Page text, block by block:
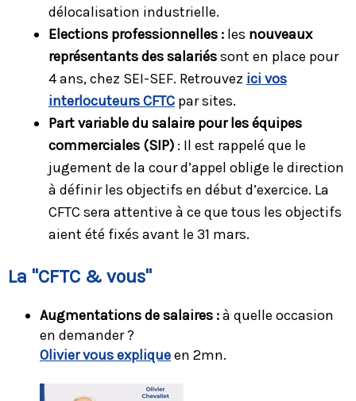
délocalisation industrielle.
Elections professionnelles :les nouveaux
représentants des salariéssont en place pour
4 ans, chez SEI-SEF. Retrouvez ici vos
interlocuteurs CFTCpar sites.
Part variable du salaire pour les équipes
commerciales (SIP): Il est rappelé que le
jugement de la cour d’appel oblige le direction
à définir les objectifs en début d’exercice. La
CFTC sera attentive à ce que tous les objectifs
aient été fixés avant le 31 mars.
La "CFTC & vous"
Augmentations de salaires :à quelle occasion
en demander ?
Olivier vous expliqueen 2mn.